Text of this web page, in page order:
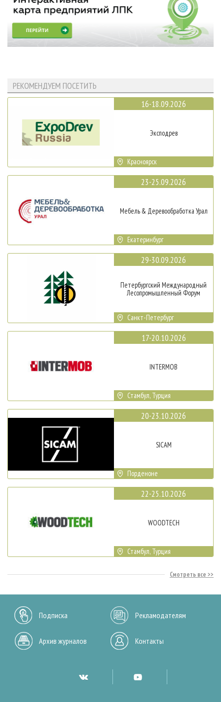
РЕКОМЕНДУЕМ ПОСЕТИТЬ
16-18.09.2026
Эксподрев
Красноярск
23-25.09.2026
Мебель & Деревообработка Урал
Екатеринбург
29-30.09.2026
Петербургский Международный
Лесопромышленный Форум
Санкт-Петербург
17-20.10.2026
INTERMOB
Стамбул, Турция
20-23.10.2026
SICAM
Порденоне
22-25.10.2026
WOODTECH
Стамбул, Турция
Смотреть все
Подписка Рекламодателям
Архив журналов Контакты